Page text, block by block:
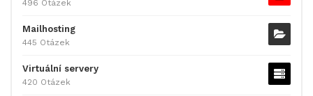
496 Otázek
Mailhosting
445 Otázek
Virtuální servery
420 Otázek